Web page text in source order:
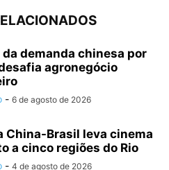
da demanda chinesa por
agronegócio
- 6 de agosto de 2026
China-Brasil leva cinema
a cinco regiões do Rio
- 4 de agosto de 2026